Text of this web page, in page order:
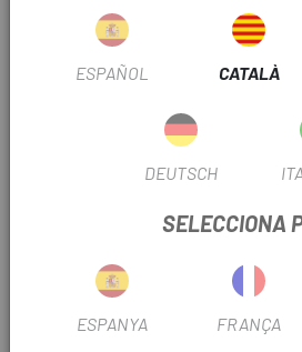
PRODUCTOS SIMILARES
-10%
ESPAÑOL CATALÀ
DEUTSCH
SELECCIONA
ESPANYA FRANÇA